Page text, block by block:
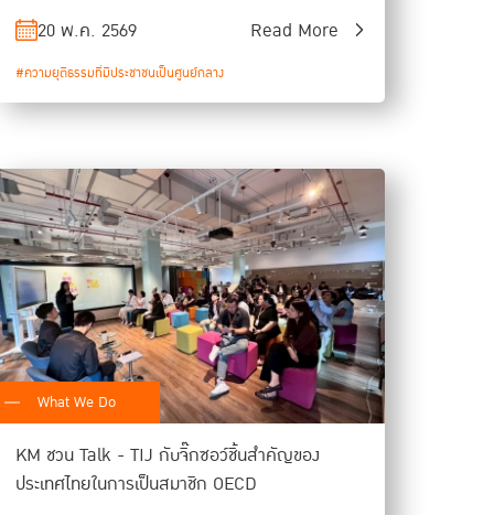
20 พ.ค. 2569
Read More
#ความยุติธรรมที่มีประชาชนเป็นศูนย์กลาง
What We Do
KM ชวน Talk - TIJ กับจิ๊กซอว์ชิ้นสำคัญของ
ประเทศไทยในการเป็นสมาชิก OECD